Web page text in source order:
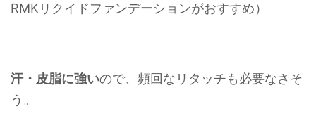
RMKリクイドファンデーションがおすすめ）
汗・皮脂に強いので、頻回なリタッチも必要なさそ
う。